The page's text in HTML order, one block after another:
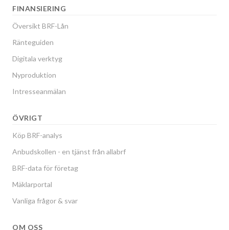
FINANSIERING
Översikt BRF-Lån
Ränteguiden
Digitala verktyg
Nyproduktion
Intresseanmälan
ÖVRIGT
Köp BRF-analys
Anbudskollen - en tjänst från allabrf
BRF-data för företag
Mäklarportal
Vanliga frågor & svar
OM OSS